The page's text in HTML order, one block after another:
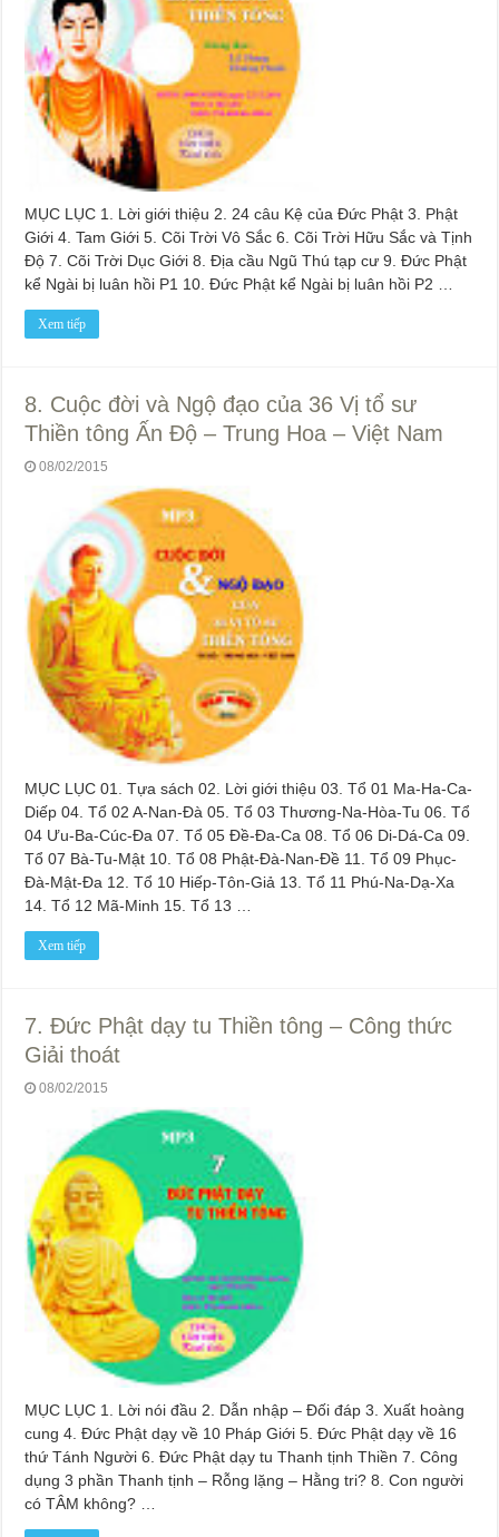
MỤC LỤC 1. Lời giới thiệu 2. 24 câu Kệ của Đức Phật 3. Phật
Giới 4. Tam Giới 5. Cõi Trời Vô Sắc 6. Cõi Trời Hữu Sắc và Tịnh
Độ 7. Cõi Trời Dục Giới 8. Địa cầu Ngũ Thú tạp cư 9. Đức Phật
kể Ngài bị luân hồi P1 10. Đức Phật kể Ngài bị luân hồi P2 …
Xem tiếp
8. Cuộc đời và Ngộ đạo của 36 Vị tổ sư
Thiền tông Ấn Độ – Trung Hoa – Việt Nam
08/02/2015
MỤC LỤC 01. Tựa sách 02. Lời giới thiệu 03. Tổ 01 Ma-Ha-Ca-
Diếp 04. Tổ 02 A-Nan-Đà 05. Tổ 03 Thương-Na-Hòa-Tu 06. Tổ
04 Ưu-Ba-Cúc-Đa 07. Tổ 05 Đề-Đa-Ca 08. Tổ 06 Di-Dá-Ca 09.
Tổ 07 Bà-Tu-Mật 10. Tổ 08 Phật-Đà-Nan-Đề 11. Tổ 09 Phục-
Đà-Mật-Đa 12. Tổ 10 Hiếp-Tôn-Giả 13. Tổ 11 Phú-Na-Dạ-Xa
14. Tổ 12 Mã-Minh 15. Tổ 13 …
Xem tiếp
7. Đức Phật dạy tu Thiền tông – Công thức
Giải thoát
08/02/2015
MỤC LỤC 1. Lời nói đầu 2. Dẫn nhập – Đối đáp 3. Xuất hoàng
cung 4. Đức Phật dạy về 10 Pháp Giới 5. Đức Phật dạy về 16
thứ Tánh Người 6. Đức Phật dạy tu Thanh tịnh Thiền 7. Công
dụng 3 phần Thanh tịnh – Rỗng lặng – Hằng tri? 8. Con người
có TÂM không? …